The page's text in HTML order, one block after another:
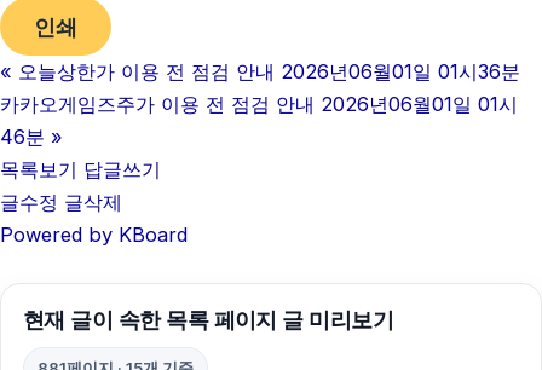
인쇄
« 오늘상한가 이용 전 점검 안내 2026년06월01일 01시36분
카카오게임즈주가 이용 전 점검 안내 2026년06월01일 01시
46분 »
목록보기 답글쓰기
글수정 글삭제
Powered by KBoard
현재 글이 속한 목록 페이지 글 미리보기